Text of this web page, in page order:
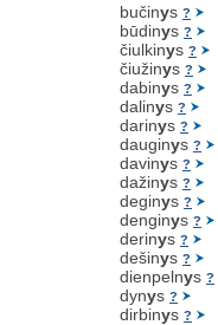
bučinys ?
būdinys ?
čiulkinys ?
čiužinys ?
dabinys ?
dalinys ?
darinys ?
dauginys ?
davinys ?
dažinys ?
deginys ?
denginys ?
derinys ?
dešinys ?
dienpelnys ?
dynys ?
dirbinys ?